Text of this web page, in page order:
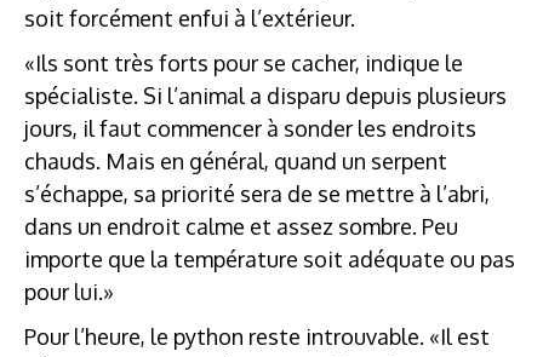
soit forcément enfui à l’extérieur.
«Ils sont très forts pour se cacher, indique le
spécialiste. Si l’animal a disparu depuis plusieurs
jours, il faut commencer à sonder les endroits
chauds. Mais en général, quand un serpent
s’échappe, sa priorité sera de se mettre à l’abri,
dans un endroit calme et assez sombre. Peu
importe que la température soit adéquate ou pas
pour lui.»
Pour l’heure, le python reste introuvable. «Il est